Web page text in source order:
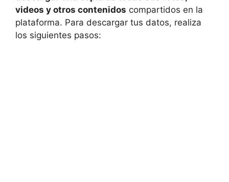
videos y otros contenidos compartidos en la
plataforma. Para descargar tus datos, realiza
los siguientes pasos: